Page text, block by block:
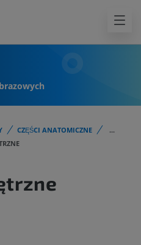
CZĘŚCI ANATOMICZNE
...